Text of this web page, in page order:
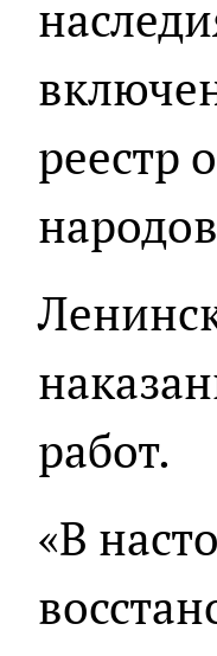
реестр
работ.
«В